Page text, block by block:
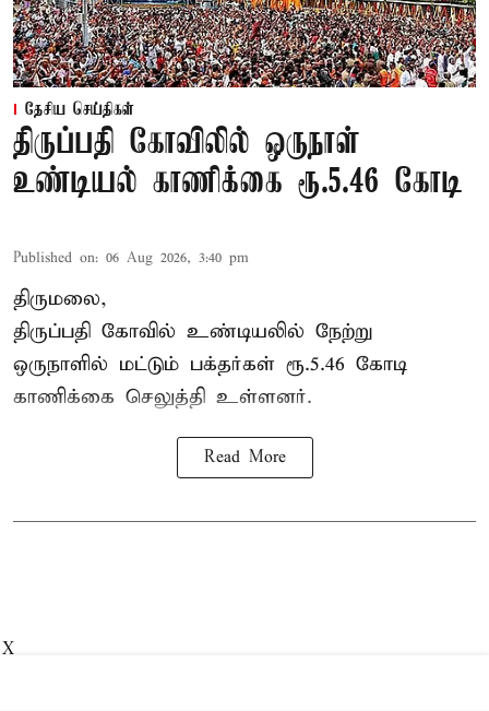
தேசிய செய்திகள்
திருப்பதி கோவிலில் ஒருநாள்
உண்டியல் காணிக்கை ரூ.5.46 கோடி
Published on: 06 Aug 2026, 3:40 pm
திருமலை,
திருப்பதி கோவில் உண்டியலில் நேற்று
ஒருநாளில் மட்டும் பக்தர்கள் ரூ.5.46 கோடி
காணிக்கை செலுத்தி உள்ளனர்.
Read More
X